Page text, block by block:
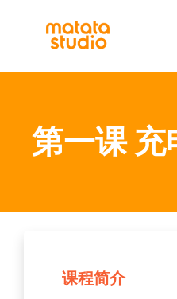
第一课 充
课程简介